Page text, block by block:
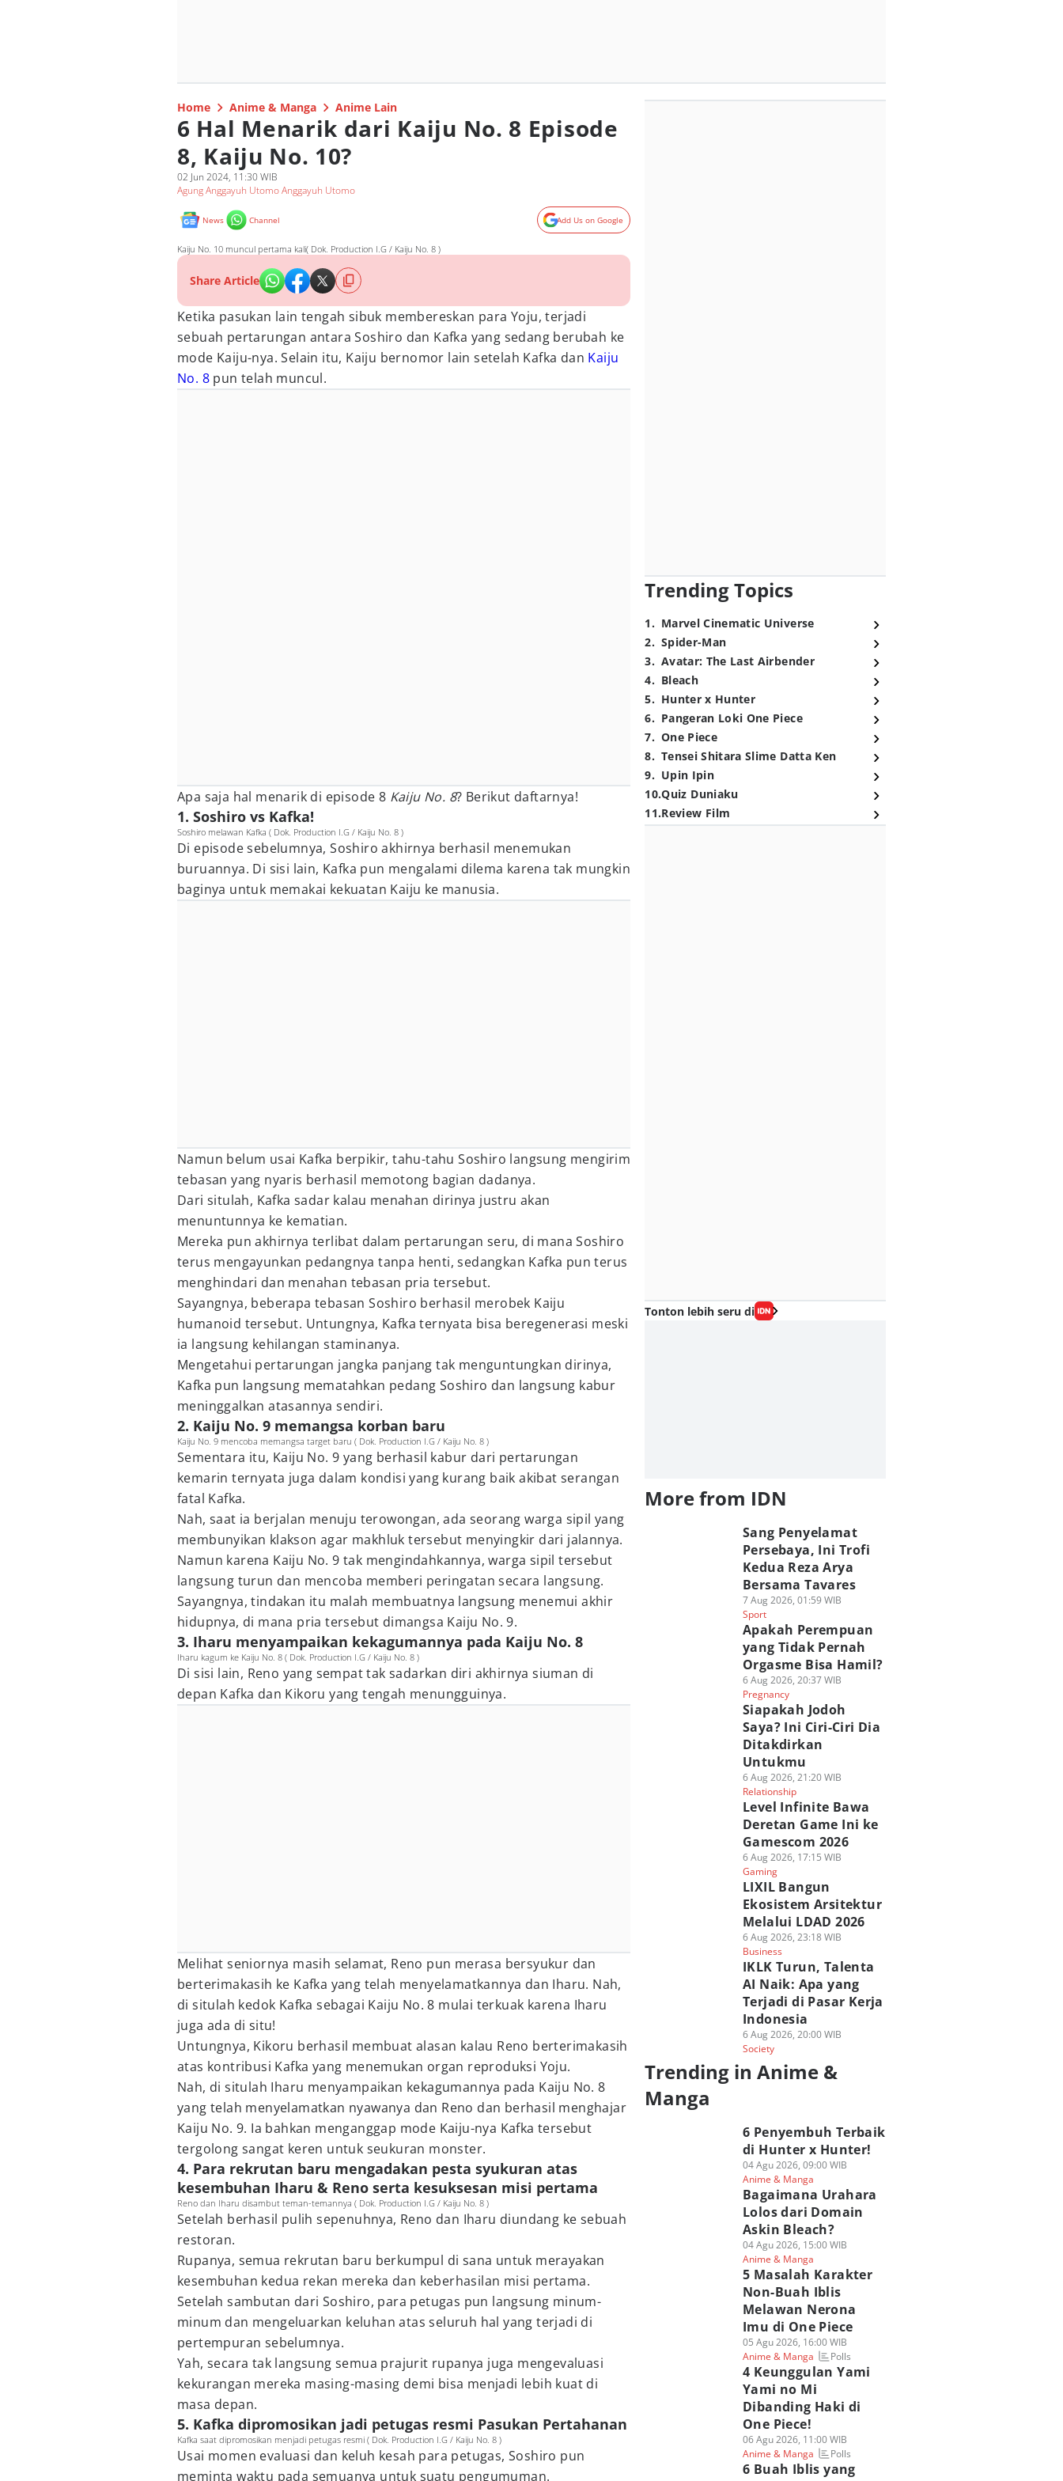
Home Anime & Manga Anime Lain
6 Hal Menarik dari Kaiju No. 8 Episode
8, Kaiju No. 10?
02 Jun 2024, 11:30 WIB
Agung Anggayuh Utomo Anggayuh Utomo
News Channel Add Us on Google
Kaiju No. 10 muncul pertama kali( Dok. Production I.G / Kaiju No. 8 )
Share Article
Ketika pasukan lain tengah sibuk membereskan para Yoju, terjadi
sebuah pertarungan antara Soshiro dan Kafka yang sedang berubah ke
mode Kaiju-nya. Selain itu, Kaiju bernomor lain setelah Kafka dan Kaiju
No. 8 pun telah muncul.
Apa saja hal menarik di episode 8 Kaiju No. 8? Berikut daftarnya!
1. Soshiro vs Kafka!
Soshiro melawan Kafka ( Dok. Production I.G / Kaiju No. 8 )
Di episode sebelumnya, Soshiro akhirnya berhasil menemukan
buruannya. Di sisi lain, Kafka pun mengalami dilema karena tak mungkin
baginya untuk memakai kekuatan Kaiju ke manusia.
Namun belum usai Kafka berpikir, tahu-tahu Soshiro langsung mengirim
tebasan yang nyaris berhasil memotong bagian dadanya.
Dari situlah, Kafka sadar kalau menahan dirinya justru akan
menuntunnya ke kematian.
Mereka pun akhirnya terlibat dalam pertarungan seru, di mana Soshiro
terus mengayunkan pedangnya tanpa henti, sedangkan Kafka pun terus
menghindari dan menahan tebasan pria tersebut.
Sayangnya, beberapa tebasan Soshiro berhasil merobek Kaiju
humanoid tersebut. Untungnya, Kafka ternyata bisa beregenerasi meski
ia langsung kehilangan staminanya.
Mengetahui pertarungan jangka panjang tak menguntungkan dirinya,
Kafka pun langsung mematahkan pedang Soshiro dan langsung kabur
meninggalkan atasannya sendiri.
2. Kaiju No. 9 memangsa korban baru
Kaiju No. 9 mencoba memangsa target baru ( Dok. Production I.G / Kaiju No. 8 )
Sementara itu, Kaiju No. 9 yang berhasil kabur dari pertarungan
kemarin ternyata juga dalam kondisi yang kurang baik akibat serangan
fatal Kafka.
Nah, saat ia berjalan menuju terowongan, ada seorang warga sipil yang
membunyikan klakson agar makhluk tersebut menyingkir dari jalannya.
Namun karena Kaiju No. 9 tak mengindahkannya, warga sipil tersebut
langsung turun dan mencoba memberi peringatan secara langsung.
Sayangnya, tindakan itu malah membuatnya langsung menemui akhir
hidupnya, di mana pria tersebut dimangsa Kaiju No. 9.
3. Iharu menyampaikan kekagumannya pada Kaiju No. 8
Iharu kagum ke Kaiju No. 8 ( Dok. Production I.G / Kaiju No. 8 )
Di sisi lain, Reno yang sempat tak sadarkan diri akhirnya siuman di
depan Kafka dan Kikoru yang tengah menungguinya.
Melihat seniornya masih selamat, Reno pun merasa bersyukur dan
berterimakasih ke Kafka yang telah menyelamatkannya dan Iharu. Nah,
di situlah kedok Kafka sebagai Kaiju No. 8 mulai terkuak karena Iharu
juga ada di situ!
Untungnya, Kikoru berhasil membuat alasan kalau Reno berterimakasih
atas kontribusi Kafka yang menemukan organ reproduksi Yoju.
Nah, di situlah Iharu menyampaikan kekagumannya pada Kaiju No. 8
yang telah menyelamatkan nyawanya dan Reno dan berhasil menghajar
Kaiju No. 9. Ia bahkan menganggap mode Kaiju-nya Kafka tersebut
tergolong sangat keren untuk seukuran monster.
4. Para rekrutan baru mengadakan pesta syukuran atas
kesembuhan Iharu & Reno serta kesuksesan misi pertama
Reno dan Iharu disambut teman-temannya ( Dok. Production I.G / Kaiju No. 8 )
Setelah berhasil pulih sepenuhnya, Reno dan Iharu diundang ke sebuah
restoran.
Rupanya, semua rekrutan baru berkumpul di sana untuk merayakan
kesembuhan kedua rekan mereka dan keberhasilan misi pertama.
Setelah sambutan dari Soshiro, para petugas pun langsung minum-
minum dan mengeluarkan keluhan atas seluruh hal yang terjadi di
pertempuran sebelumnya.
Yah, secara tak langsung semua prajurit rupanya juga mengevaluasi
kekurangan mereka masing-masing demi bisa menjadi lebih kuat di
masa depan.
5. Kafka dipromosikan jadi petugas resmi Pasukan Pertahanan
Kafka saat dipromosikan menjadi petugas resmi ( Dok. Production I.G / Kaiju No. 8 )
Usai momen evaluasi dan keluh kesah para petugas, Soshiro pun
meminta waktu pada semuanya untuk suatu pengumuman.
Trending Topics
1. Marvel Cinematic Universe
2. Spider-Man
3. Avatar: The Last Airbender
4. Bleach
5. Hunter x Hunter
6. Pangeran Loki One Piece
7. One Piece
8. Tensei Shitara Slime Datta Ken
9. Upin Ipin
10.Quiz Duniaku
11.Review Film
Tonton lebih seru di
More from IDN
Sang Penyelamat
Persebaya, Ini Trofi
Kedua Reza Arya
Bersama Tavares
7 Aug 2026, 01:59 WIB
Sport
Apakah Perempuan
yang Tidak Pernah
Orgasme Bisa Hamil?
6 Aug 2026, 20:37 WIB
Pregnancy
Siapakah Jodoh
Saya? Ini Ciri-Ciri Dia
Ditakdirkan
Untukmu
6 Aug 2026, 21:20 WIB
Relationship
Level Infinite Bawa
Deretan Game Ini ke
Gamescom 2026
6 Aug 2026, 17:15 WIB
Gaming
LIXIL Bangun
Ekosistem Arsitektur
Melalui LDAD 2026
6 Aug 2026, 23:18 WIB
Business
IKLK Turun, Talenta
AI Naik: Apa yang
Terjadi di Pasar Kerja
Indonesia
6 Aug 2026, 20:00 WIB
Society
Trending in Anime &
Manga
6 Penyembuh Terbaik
di Hunter x Hunter!
04 Agu 2026, 09:00 WIB
Anime & Manga
Bagaimana Urahara
Lolos dari Domain
Askin Bleach?
04 Agu 2026, 15:00 WIB
Anime & Manga
5 Masalah Karakter
Non-Buah Iblis
Melawan Nerona
Imu di One Piece
05 Agu 2026, 16:00 WIB
Anime & Manga
Polls
4 Keunggulan Yami
Yami no Mi
Dibanding Haki di
One Piece!
06 Agu 2026, 11:00 WIB
Anime & Manga
Polls
6 Buah Iblis yang